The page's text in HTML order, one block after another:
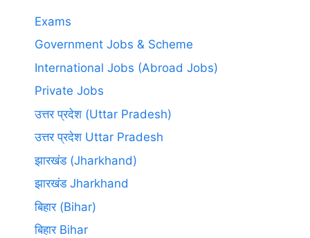
Exams
Government Jobs & Scheme
International Jobs (Abroad Jobs)
Private Jobs
उत्तर प्रदेश (Uttar Pradesh)
उत्तर प्रदेश Uttar Pradesh
झारखंड (Jharkhand)
झारखंड Jharkhand
बिहार (Bihar)
बिहार Bihar